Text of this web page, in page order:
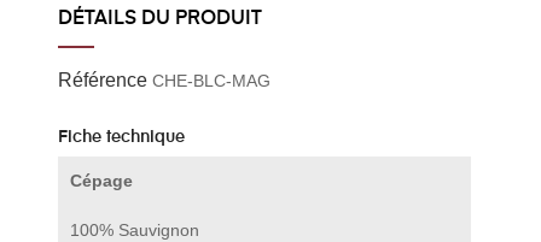
DÉTAILS DU PRODUIT
Référence CHE-BLC-MAG
Fiche technique
Cépage
100% Sauvignon